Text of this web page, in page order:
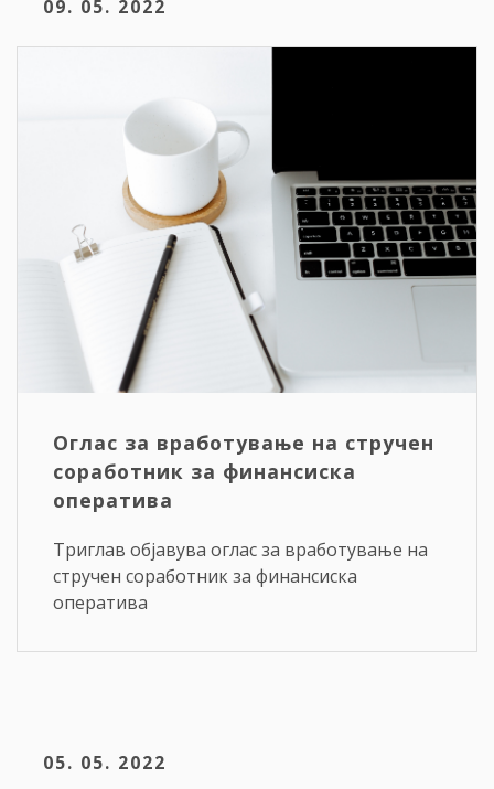
09. 05. 2022
Оглас за вработување на стручен
соработник за финансиска
оператива
Триглав објавува оглас за вработување на
стручен соработник за финансиска
оператива
05. 05. 2022